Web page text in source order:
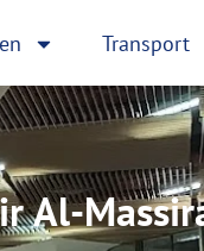
Transport
Al-